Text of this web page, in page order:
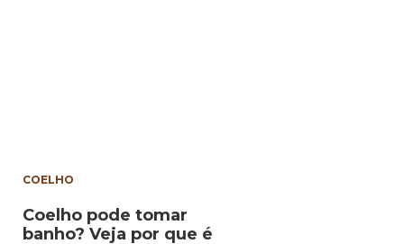
COELHO
Coelho pode tomar
banho? Veja por que é